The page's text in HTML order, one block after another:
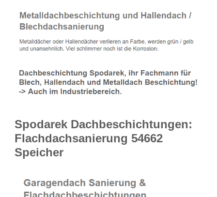
Spodarek Dachbeschichtungen:
Flachdachsanierung 54662
Speicher